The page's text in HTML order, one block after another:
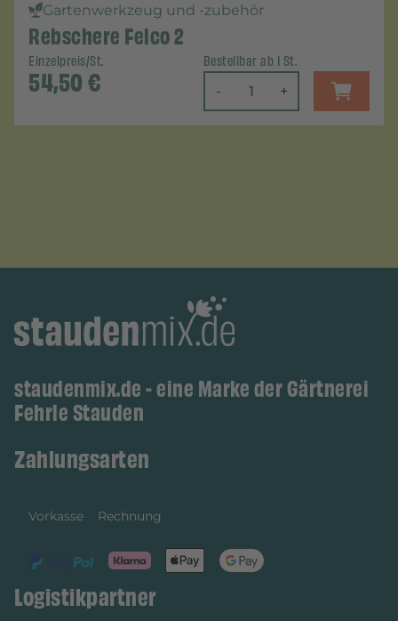
Gartenwerkzeug und -zubehör
Rebschere Felco 2
Einzelpreis/St.
54,50€
Bestellbar ab 1 St.
- +
staudenmix.de - eine Marke der Gärtnerei
Fehrle Stauden
Zahlungsarten
Vorkasse Rechnung
Logistikpartner